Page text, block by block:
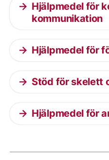
Hjälpmedel för
kommunikation
Hjälpmedel för
Stöd för skelett
Hjälpmedel för